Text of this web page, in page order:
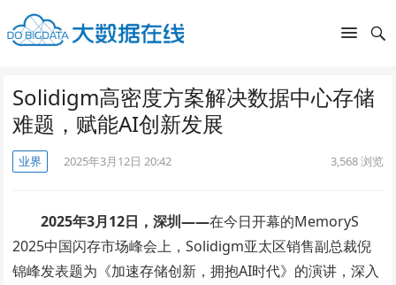
Solidigm高密度方案解决数据中心存储
难题，赋能AI创新发展
业界 2025年3月12日 20:42 3,568浏览
2025年3月12日，深圳——在今日开幕的MemoryS
2025中国闪存市场峰会上，Solidigm亚太区销售副总裁倪
锦峰发表题为《加速存储创新，拥抱AI时代》的演讲，深入